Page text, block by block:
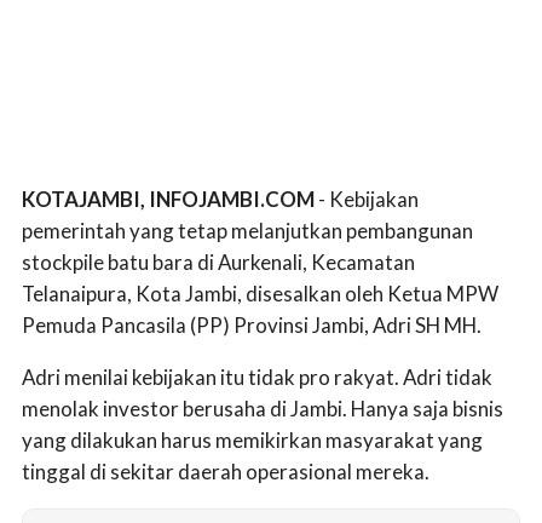
KOTAJAMBI, INFOJAMBI.COM- Kebijakan
pemerintah yang tetap melanjutkan pembangunan
stockpile batu bara di Aurkenali, Kecamatan
Telanaipura, Kota Jambi, disesalkan oleh Ketua MPW
Pemuda Pancasila (PP) Provinsi Jambi, Adri SH MH.
Adri menilai kebijakan itu tidak pro rakyat. Adri tidak
menolak investor berusaha di Jambi. Hanya saja bisnis
yang dilakukan harus memikirkan masyarakat yang
tinggal di sekitar daerah operasional mereka.